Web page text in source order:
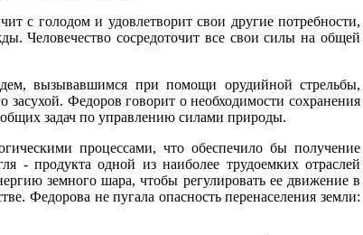
с голодом и удовлетворит свои другие потребности,
Человечество сосредоточит все свои силы на общей
вызывавшимся при помощи орудийной стрельбы,
Федоров говорит о необходимости сохранения
задач по управлению силами природы.
процессами, что обеспечило бы получение
- продукта одной из наиболее трудоемких отраслей
земного шара, чтобы регулировать ее движение в
Федорова не пугала опасность перенаселения земли: